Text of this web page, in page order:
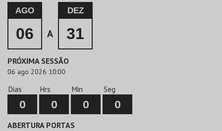
AGO
06 A
DEZ
31
PRÓXIMA SESSÃO
06 ago 2026 10:00
Dias
0
Hrs
0
Min
0
Seg
0
ABERTURA PORTAS